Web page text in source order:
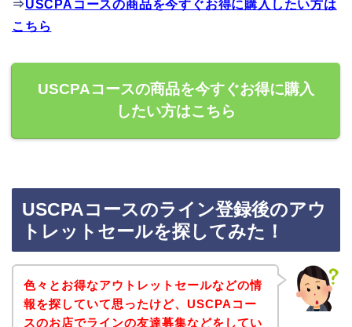
⇒USCPAコースの商品を今すぐお得に購入したい方は
こちら
USCPAコースの商品を今すぐお得に購入
したい方はこちら
USCPAコースのライン登録後のアウ
トレットセールを探してみた！
色々とお得なアウトレットセールなどの情
報を探していて思ったけど、USCPAコー
スのお店でラインの友達募集などをしてい